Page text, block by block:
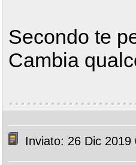
Secondo te
Cambia
Inviato: 26 Dic 2019